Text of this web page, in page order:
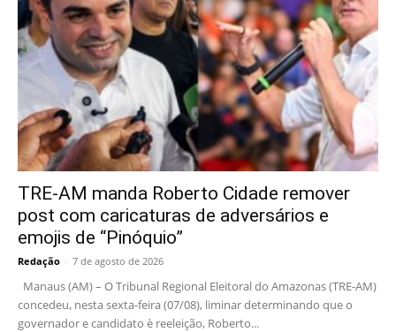
TRE-AM manda Roberto Cidade remover
post com caricaturas de adversários e
emojis de “Pinóquio”
Redação - 7 de agosto de 2026
Manaus (AM) – O Tribunal Regional Eleitoral do Amazonas (TRE-AM)
concedeu, nesta sexta-feira (07/08), liminar determinando que o
governador e candidato è reeleição, Roberto...